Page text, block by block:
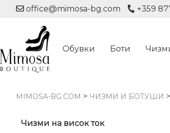
office@mimosa-bg.com +359
Обувки Боти
MIMOSA-BG.COM > ЧИЗМИ И БОТУШИ >
Чизми на висок ток